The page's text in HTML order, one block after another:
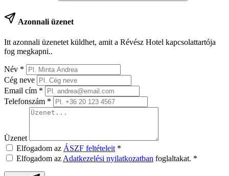
Azonnali üzenet
Itt azonnali üzenetet küldhet, amit a Révész Hotel kapcsolattartója
fog megkapni..
Név *
Cég neve
Email cím *
Telefonszám *
Üzenet
Elfogadom az ÁSZF feltételeit *
Elfogadom az Adatkezelési nyilatkozatban foglaltakat. *